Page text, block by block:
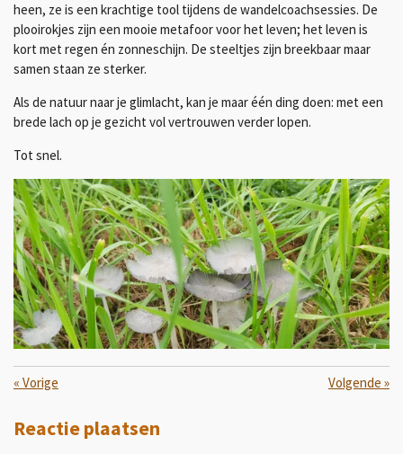
heen, ze is een krachtige tool tijdens de wandelcoachsessies. De
plooirokjes zijn een mooie metafoor voor het leven; het leven is
kort met regen én zonneschijn. De steeltjes zijn breekbaar maar
samen staan ze sterker.
Als de natuur naar je glimlacht, kan je maar één ding doen: met een
brede lach op je gezicht vol vertrouwen verder lopen.
Tot snel.
« Vorige Volgende »
Reactie plaatsen